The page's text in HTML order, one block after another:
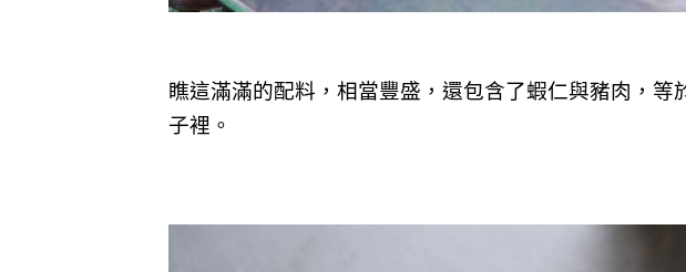
瞧這滿滿的配料，相當豐盛，還包含了蝦仁與豬肉，等
子裡。